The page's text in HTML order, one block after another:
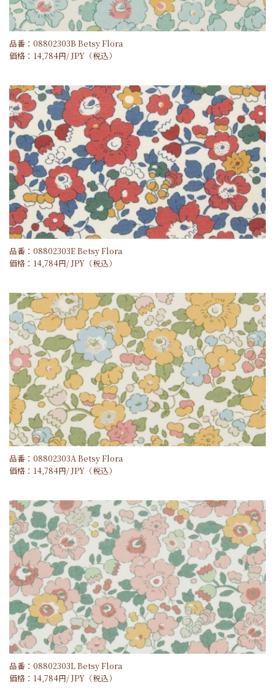
品番：08802303B Betsy Flora
価格： 14,784円/JPY （税込）
品番：08802303E Betsy Flora
価格： 14,784円/JPY （税込）
品番：08802303A Betsy Flora
価格： 14,784円/JPY （税込）
品番：08802303L Betsy Flora
価格： 14,784円/JPY （税込）